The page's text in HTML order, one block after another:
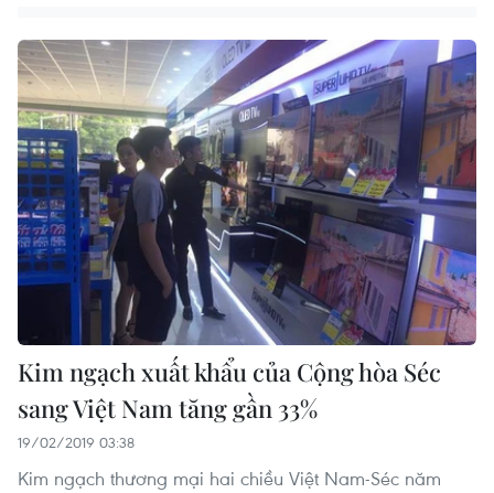
Kim ngạch xuất khẩu của Cộng hòa Séc
sang Việt Nam tăng gần 33%
19/02/2019 03:38
Kim ngạch thương mại hai chiều Việt Nam-Séc năm